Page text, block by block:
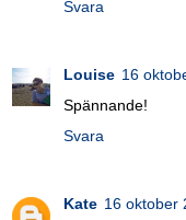
Svara
Louise 16
Spännande!
Svara
Kate 16 oktober